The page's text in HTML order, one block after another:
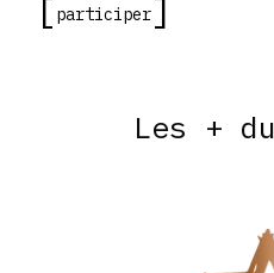
participer
Les +